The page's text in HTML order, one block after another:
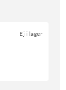
Ej i lager